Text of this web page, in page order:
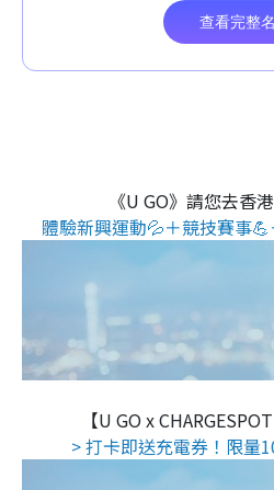
《U GO》請您去香
體驗新興運動💦＋競技賽事
【U GO x
> 打卡即送充電券！限量